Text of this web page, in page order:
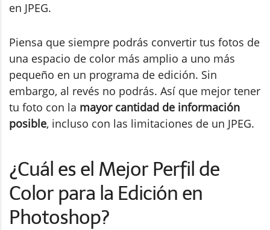
en JPEG.
Piensa que siempre podrás convertir tus fotos de
una espacio de color más amplio a uno más
pequeño en un programa de edición. Sin
embargo, al revés no podrás. Así que mejor tener
tu foto con la mayor cantidad de información
posible, incluso con las limitaciones de un JPEG.
¿Cuál es el Mejor Perfil de
Color para la Edición en
Photoshop?